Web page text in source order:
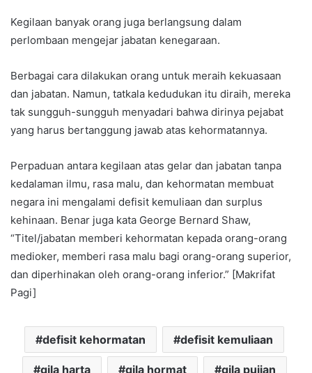
Kegilaan banyak orang juga berlangsung dalam
perlombaan mengejar jabatan kenegaraan.
Berbagai cara dilakukan orang untuk meraih kekuasaan
dan jabatan. Namun, tatkala kedudukan itu diraih, mereka
tak sungguh-sungguh menyadari bahwa dirinya pejabat
yang harus bertanggung jawab atas kehormatannya.
Perpaduan antara kegilaan atas gelar dan jabatan tanpa
kedalaman ilmu, rasa malu, dan kehormatan membuat
negara ini mengalami defisit kemuliaan dan surplus
kehinaan. Benar juga kata George Bernard Shaw,
“Titel/jabatan memberi kehormatan kepada orang-orang
medioker, memberi rasa malu bagi orang-orang superior,
dan diperhinakan oleh orang-orang inferior.” [Makrifat
Pagi]
defisit kehormatan defisit kemuliaan
gila harta gila hormat gila pujian